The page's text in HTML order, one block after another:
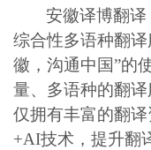
安徽译博翻
综合性多语种翻
徽，沟通中国”的
量、多语种的翻
仅拥有丰富的翻
+AI技术，提升翻